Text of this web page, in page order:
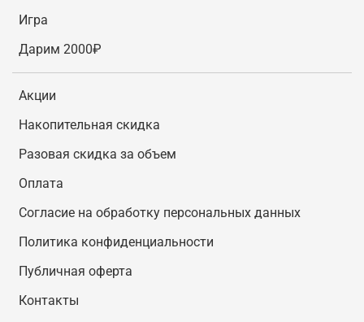
Игра
Дарим 2000₽
Акции
Накопительная скидка
Разовая скидка за объем
Оплата
Согласие на обработку персональных данных
Политика конфиденциальности
Публичная оферта
Контакты